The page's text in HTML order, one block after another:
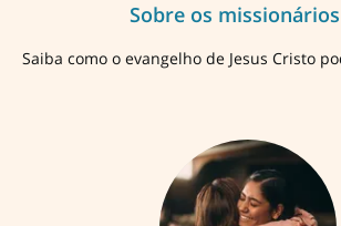
Sobre os missionários
Saiba como o evangelho de Jesus Cristo